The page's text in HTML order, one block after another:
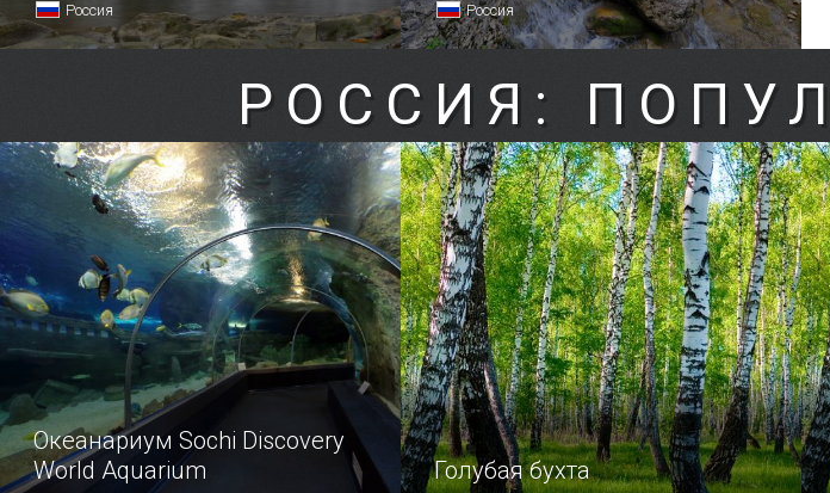
Россия Россия
РОССИЯ:
Океанариум Sochi Discovery
World Aquarium
Голубая бухта